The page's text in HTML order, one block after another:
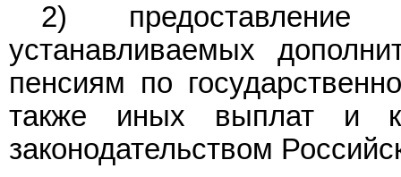
2)
устанавливаемых
пенсиям по
также иных выплат и
законодательством